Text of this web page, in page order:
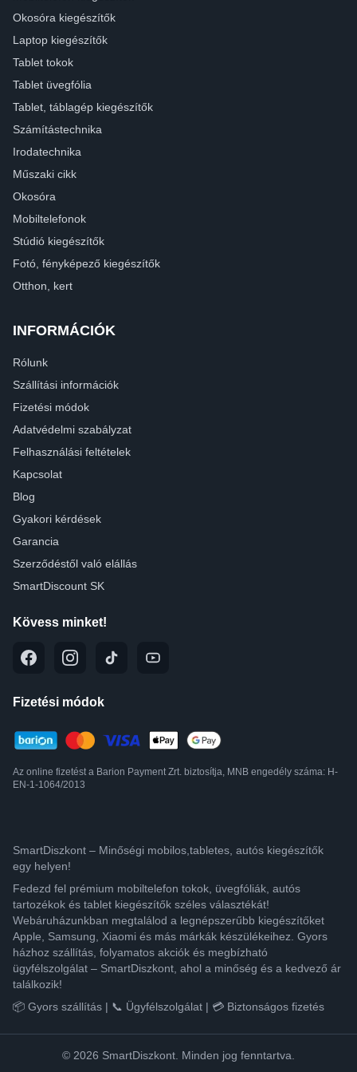
Okosóra kiegészítők
Laptop kiegészítők
Tablet tokok
Tablet üvegfólia
Tablet, táblagép kiegészítők
Számítástechnika
Irodatechnika
Műszaki cikk
Okosóra
Mobiltelefonok
Stúdió kiegészítők
Fotó, fényképező kiegészítők
Otthon, kert
INFORMÁCIÓK
Rólunk
Szállítási információk
Fizetési módok
Adatvédelmi szabályzat
Felhasználási feltételek
Kapcsolat
Blog
Gyakori kérdések
Garancia
Szerződéstől való elállás
SmartDiscount SK
Kövess minket!
Fizetési módok
Az online fizetést a Barion Payment Zrt. biztosítja, MNB engedély száma: H-
EN-1-1064/2013
SmartDiszkont – Minőségi mobilos,tabletes, autós kiegészítők
egy helyen!
Fedezd fel prémium mobiltelefon tokok, üvegfóliák, autós
tartozékok és tablet kiegészítők széles választékát!
Webáruházunkban megtalálod a legnépszerűbb kiegészítőket
Apple, Samsung, Xiaomi és más márkák készülékeihez. Gyors
házhoz szállítás, folyamatos akciók és megbízható
ügyfélszolgálat – SmartDiszkont, ahol a minőség és a kedvező ár
találkozik!
📦 Gyors szállítás | 📞 Ügyfélszolgálat | 💳 Biztonságos fizetés
© 2026 SmartDiszkont. Minden jog fenntartva.